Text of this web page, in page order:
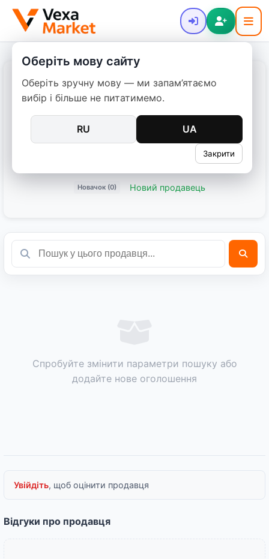
Оберіть мову сайту
Оберіть зручну мову — ми запам’ятаємо
вибір і більше не питатимемо.
RU UA
Закрити
Богдан
Дата реєстрації: 05.11.2025
0 оголошень
Новачок (0) Новий продавець
Спробуйте змінити параметри пошуку або
додайте нове оголошення
Увійдіть, щоб оцінити продавця
Відгуки про продавця